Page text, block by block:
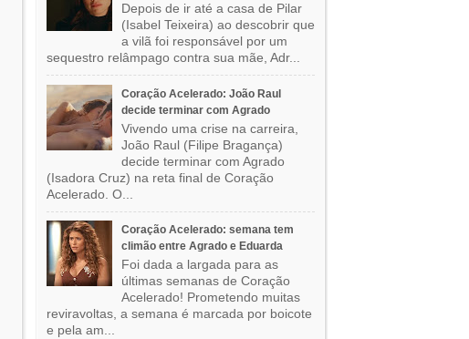
Depois de ir até a casa de Pilar
(Isabel Teixeira) ao descobrir que
a vilã foi responsável por um
sequestro relâmpago contra sua mãe, Adr...
Coração Acelerado: João Raul
decide terminar com Agrado
Vivendo uma crise na carreira,
João Raul (Filipe Bragança)
decide terminar com Agrado
(Isadora Cruz) na reta final de Coração
Acelerado. O...
Coração Acelerado: semana tem
climão entre Agrado e Eduarda
Foi dada a largada para as
últimas semanas de Coração
Acelerado! Prometendo muitas
reviravoltas, a semana é marcada por boicote
e pela am...